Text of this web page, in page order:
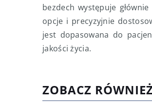
bezdech występuje
opcje i precyzyjnie
jest dopasowana do
jakości życia.
ZOBACZ